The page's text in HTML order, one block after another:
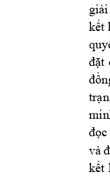
giải
kết
đặt
và
kết